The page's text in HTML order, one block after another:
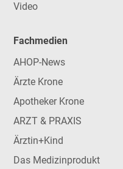
Video
Fachmedien
AHOP-News
Ärzte Krone
Apotheker Krone
ARZT & PRAXIS
Ärztin+Kind
Das Medizinprodukt